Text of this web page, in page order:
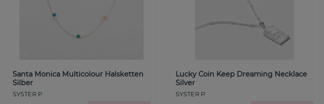
Santa Monica Multicolour Halsketten
Silber
SYSTER P
Lucky Coin Keep Dreaming Necklace
Silver
SYSTER P